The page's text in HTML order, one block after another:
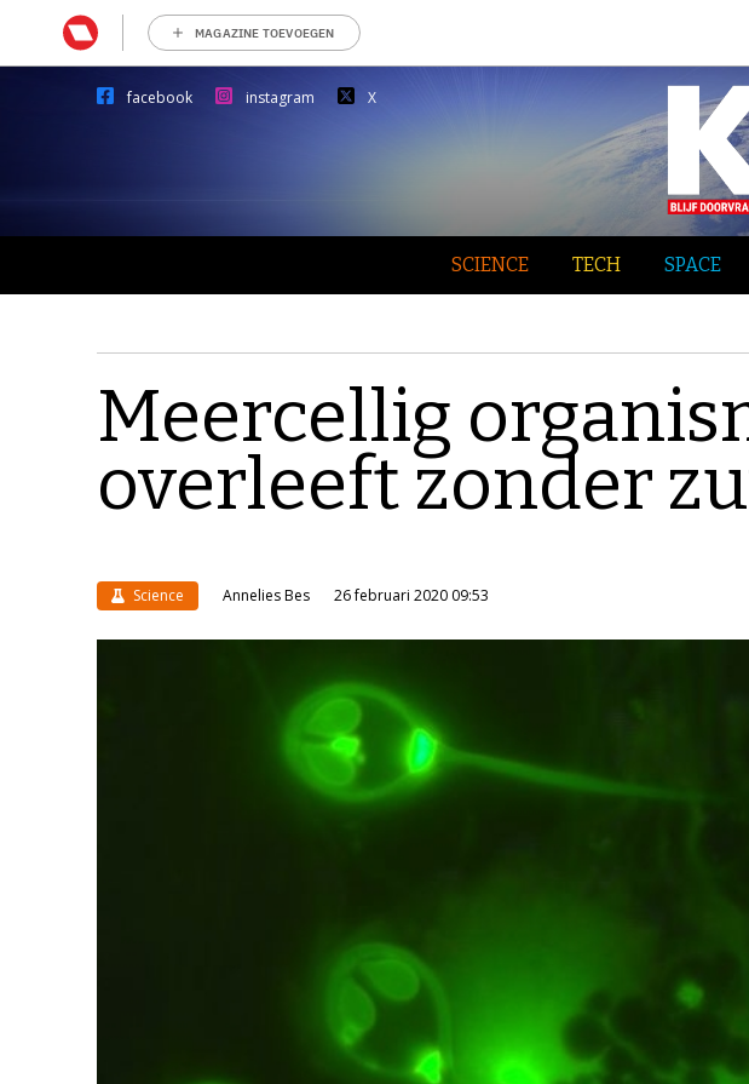
MAGAZINE TOEVOEGEN
facebook instagram X
SCIENCE TECH SPACE
Meercellig
overleeft zonder
Science Annelies Bes 26 februari 2020 09:53